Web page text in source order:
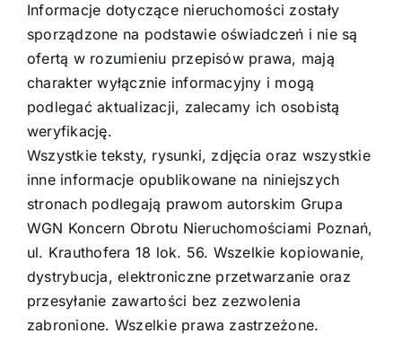
Informacje dotyczące nieruchomości zostały
sporządzone na podstawie oświadczeń i nie są
ofertą w rozumieniu przepisów prawa, mają
charakter wyłącznie informacyjny i mogą
podlegać aktualizacji, zalecamy ich osobistą
weryfikację.
Wszystkie teksty, rysunki, zdjęcia oraz wszystkie
inne informacje opublikowane na niniejszych
stronach podlegają prawom autorskim Grupa
WGN Koncern Obrotu Nieruchomościami Poznań,
ul. Krauthofera 18 lok. 56. Wszelkie kopiowanie,
dystrybucja, elektroniczne przetwarzanie oraz
przesyłanie zawartości bez zezwolenia
zabronione. Wszelkie prawa zastrzeżone.